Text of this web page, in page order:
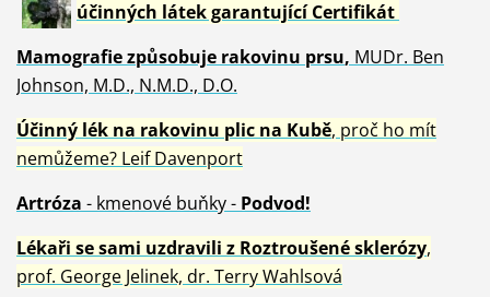
účinných látek garantující Certifikát
Mamografie způsobuje rakovinu prsu, MUDr. Ben
Johnson, M.D., N.M.D., D.O.
Účinný lék na rakovinu plic na Kubě, proč ho mít
nemůžeme? Leif Davenport
Artróza - kmenové buňky - Podvod!
Lékaři se sami uzdravili z Roztroušené sklerózy,
prof. George Jelinek, dr. Terry Wahlsová